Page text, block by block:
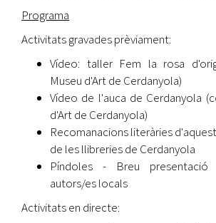
Programa
Activitats gravades prèviament:
Vídeo: taller Fem la rosa
Museu d'Art de Cerdanyola)
Vídeo de l'auca de Cerdanyola
d'Art de Cerdanyola)
Recomanacions literàries
de les llibreries de Cerdanyola
Píndoles - Breu
autors/es locals
Activitats en directe: